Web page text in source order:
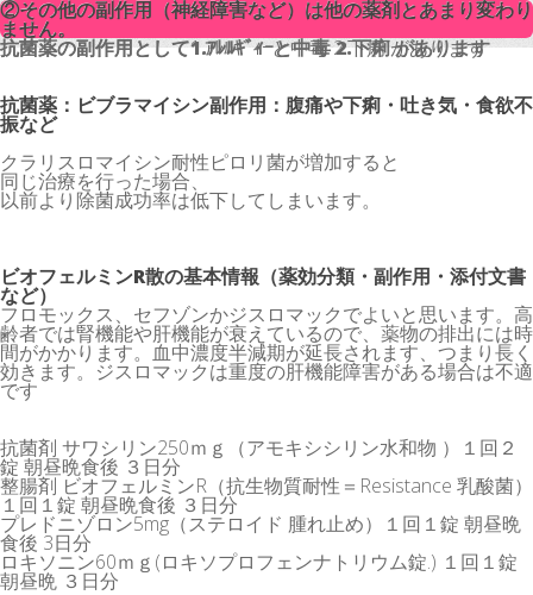
②その他の副作用（神経障害など）は他の薬剤とあまり変わり
ません。
抗菌薬の副作用として1.ｱﾚﾙｷﾞｨｰと中毒 2.下痢 があります
抗菌薬：ビブラマイシン副作用：腹痛や下痢・吐き気・食欲不
振など
クラリスロマイシン耐性ピロリ菌が増加すると
同じ治療を行った場合、
以前より除菌成功率は低下してしまいます。
ビオフェルミンR散の基本情報（薬効分類・副作用・添付文書
など）
フロモックス、セフゾンかジスロマックでよいと思います。高
齢者では腎機能や肝機能が衰えているので、薬物の排出には時
間がかかります。血中濃度半減期が延長されます、つまり長く
効きます。ジスロマックは重度の肝機能障害がある場合は不適
です
抗菌剤 サワシリン250ｍｇ（アモキシシリン水和物 ）１回２
錠 朝昼晩食後 ３日分
整腸剤 ビオフェルミンR（抗生物質耐性＝Resistance 乳酸菌）
１回１錠 朝昼晩食後 ３日分
プレドニゾロン5mg（ステロイド 腫れ止め）１回１錠 朝昼晩
食後 3日分
ロキソニン60ｍｇ(ロキソプロフェンナトリウム錠.) １回１錠
朝昼晩 ３日分
②その他の副作用（神経障害など）は他の薬剤とあまり変わり
ません。
抗菌薬の副作用として1.ｱﾚﾙｷﾞｨｰと中毒 2.下痢 があります